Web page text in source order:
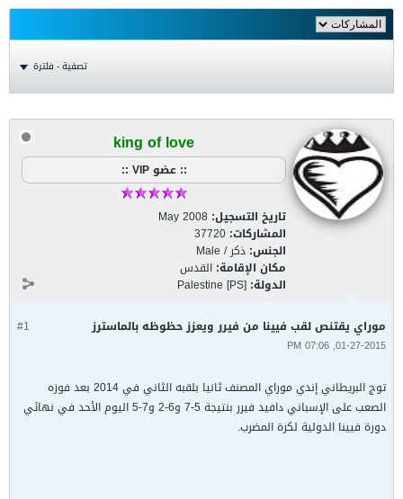
تصفية - فلترة
king of love
:: عضو VIP ::
تاريخ التسجيل: May 2008
المشاركات: 37720
الجنس: ذكر / Male
مكان الإقامة: القدس
الدولة: Palestine [PS]
#1 موراي يقتنص لقب فيينا من فيرر ويعزز حظوظه بالماسترز
01-27-2015, 07:06 PM
توج البريطاني إندي موراي المصنف ثانيا بلقبه الثاني في 2014 بعد فوزه
الصعب على الإسباني دافيد فيرر بنتيجة 5-7 و6-2 و7-5 اليوم الأحد في نهائي
دورة فيينا الدولية لكرة المضرب.